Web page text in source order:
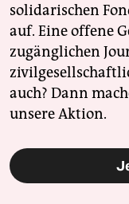
solidarischen
auf. Eine offene
zugänglichen
auch? Dann
unsere Aktion.